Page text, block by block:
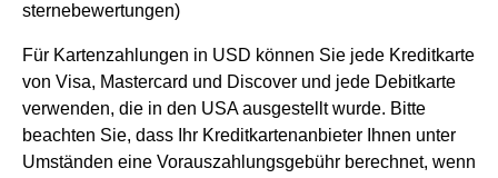
sternebewertungen)
Für Kartenzahlungen in USD können Sie jede Kreditkarte
von Visa, Mastercard und Discover und jede Debitkarte
verwenden, die in den USA ausgestellt wurde. Bitte
beachten Sie, dass Ihr Kreditkartenanbieter Ihnen unter
Umständen eine Vorauszahlungsgebühr berechnet, wenn